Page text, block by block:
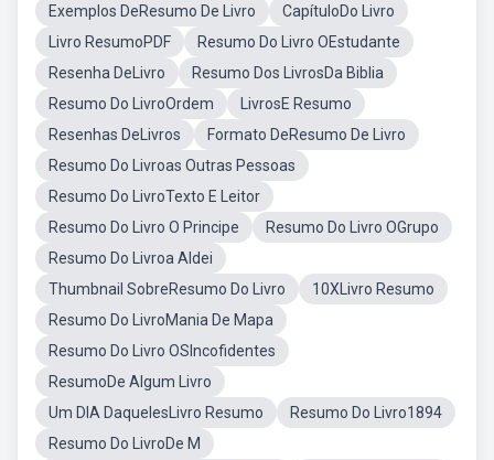
Exemplos DeResumo De Livro
CapítuloDo Livro
Livro ResumoPDF
Resumo Do Livro OEstudante
Resenha DeLivro
Resumo Dos LivrosDa Biblia
Resumo Do LivroOrdem
LivrosE Resumo
Resenhas DeLivros
Formato DeResumo De Livro
Resumo Do Livroas Outras Pessoas
Resumo Do LivroTexto E Leitor
Resumo Do Livro O Principe
Resumo Do Livro OGrupo
Resumo Do Livroa Aldei
Thumbnail SobreResumo Do Livro
10XLivro Resumo
Resumo Do LivroMania De Mapa
Resumo Do Livro OSIncofidentes
ResumoDe Algum Livro
Um DIA DaquelesLivro Resumo
Resumo Do Livro1894
Resumo Do LivroDe M